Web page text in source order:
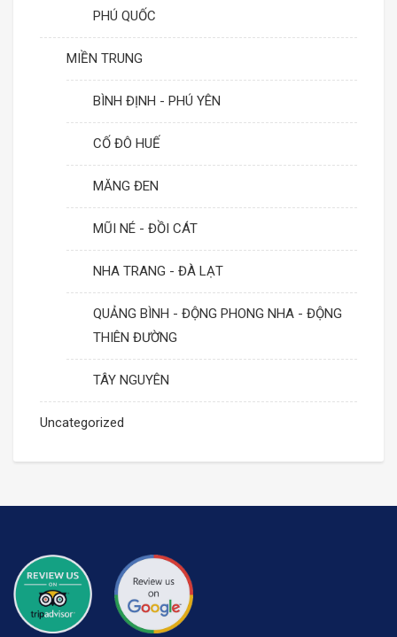
PHÚ QUỐC
MIỀN TRUNG
BÌNH ĐỊNH - PHÚ YÊN
CỐ ĐÔ HUẾ
MĂNG ĐEN
MŨI NÉ - ĐỒI CÁT
NHA TRANG - ĐÀ LẠT
QUẢNG BÌNH - ĐỘNG PHONG NHA - ĐỘNG
THIÊN ĐƯỜNG
TÂY NGUYÊN
Uncategorized